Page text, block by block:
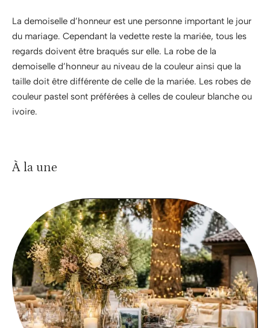
La demoiselle d’honneur est une personne important le jour
du mariage. Cependant la vedette reste la mariée, tous les
regards doivent être braqués sur elle. La robe de la
demoiselle d’honneur au niveau de la couleur ainsi que la
taille doit être différente de celle de la mariée. Les robes de
couleur pastel sont préférées à celles de couleur blanche ou
ivoire.
À la une